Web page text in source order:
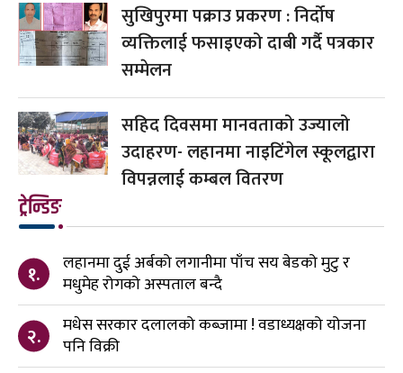
सुखिपुरमा पक्राउ प्रकरण : निर्दोष
व्यक्तिलाई फसाइएको दाबी गर्दै पत्रकार
सम्मेलन
सहिद दिवसमा मानवताको उज्यालो
उदाहरण- लहानमा नाइटिंगेल स्कूलद्वारा
विपन्नलाई कम्बल वितरण
ट्रेन्डिङ
१.
लहानमा दुई अर्बको लगानीमा पाँच सय बेडको मुटु र
मधुमेह रोगको अस्पताल बन्दै
२.
मधेस सरकार दलालको कब्जामा ! वडाध्यक्षको योजना
पनि विक्री